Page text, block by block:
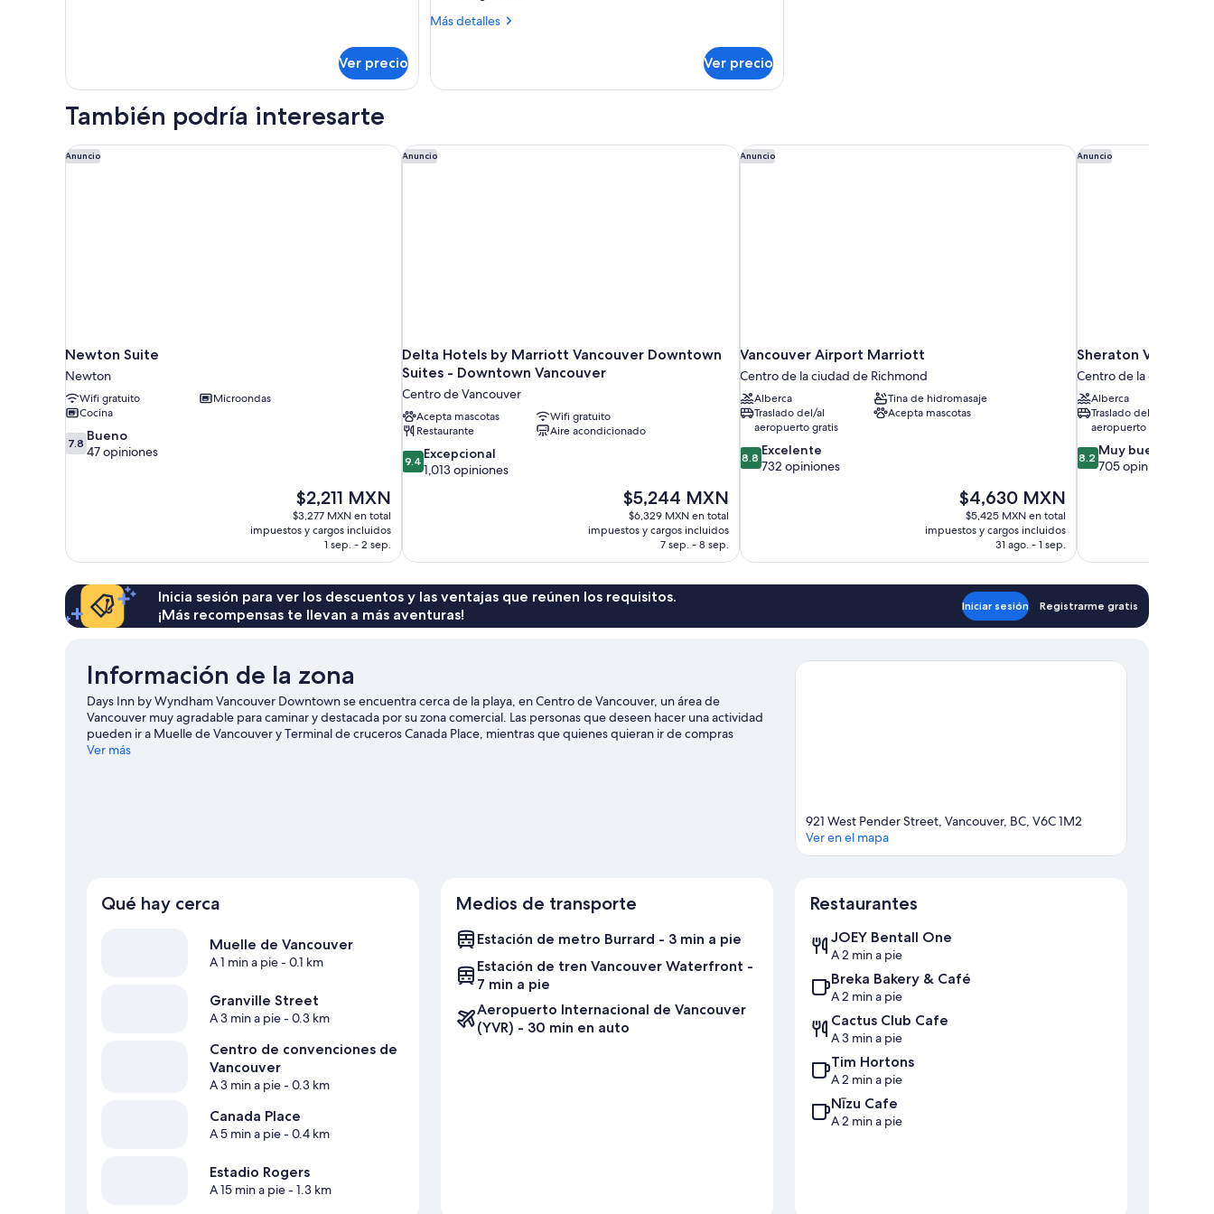
Ver precio
Más detalles
Más
Ver precio
También podría interesarte
Anuncio
Newton Suite
Newton
Wifi gratuito
Microondas
Cocina
7.8
de
7.8 Bueno
47 opiniones
El
precio
actual
de
$2,211 MXN
$3,277 MXN en total
impuestos y cargos incluidos
1 sep. - 2 sep.
Newton Suite Anuncio
Delta Hotels by Marriott Vancouver Downtown
Suites - Downtown Vancouver
Centro de Vancouver
Acepta mascotas
Wifi gratuito
Restaurante
Aire acondicionado
9.4
de
9.4 Excepcional
1,013 opiniones
El
precio
actual
de
$5,244 MXN
$6,329 MXN en total
impuestos y cargos incluidos
7 sep. - 8 sep.
Delta Hotels by Marriott Vancouver Downtown Suites - Downtown Vancouver
Anuncio
Vancouver Airport Marriott
Centro de la ciudad de Richmond
Alberca
Tina de hidromasaje
Traslado del/al
aeropuerto gratis
Acepta mascotas
8.8
de
8.8 Excelente
732 opiniones
El
precio
actual
de
$4,630 MXN
$5,425 MXN en total
impuestos y cargos incluidos
31 ago. - 1 sep.
Vancouver Airport Marriott Anuncio
Sheraton
Centro de la ciudad de
Alberca
Traslado del/al
aeropuerto gratis
8.2
de
8.2 Muy bueno
705 opiniones
Sheraton
Inicia sesión para ver los descuentos y las ventajas que reúnen los requisitos.
¡Más recompensas te llevan a más aventuras!
Iniciar sesión Registrarme gratis
Información de la zona
Days Inn by Wyndham Vancouver Downtown se encuentra cerca de la playa, en Centro de Vancouver, un área de
Vancouver muy agradable para caminar y destacada por su zona comercial. Las personas que deseen hacer una actividad
pueden ir a Muelle de Vancouver y Terminal de cruceros Canada Place, mientras que quienes quieran ir de compras
pueden visitar Robson Street. ¿Quieres asistir a un evento o partido mientras estás aquí? Échale un vistazo al calendario de
Ver más
921 West Pender Street, Vancouver, BC, V6C 1M2
Ver en el mapa
Qué hay cerca
Muelle de Vancouver
A 1 min a pie- 0.1 km
Granville Street
A 3 min a pie- 0.3 km
Centro de convenciones de
Vancouver
A 3 min a pie- 0.3 km
Canada Place
A 5 min a pie- 0.4 km
Estadio Rogers
A 15 min a pie- 1.3 km
Medios de transporte
Estación de metro Burrard - 3 min a pie
Estación de tren Vancouver Waterfront -
7 min a pie
Aeropuerto Internacional de Vancouver
(YVR) - 30 min en auto
Restaurantes
JOEY Bentall One
A 2 min a pie
Breka Bakery & Café
A 2 min a pie
Cactus Club Cafe
A 3 min a pie
Tim Hortons
A 2 min a pie
Nīzu Cafe
A 2 min a pie